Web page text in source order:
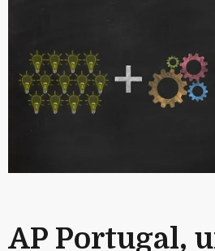
AP Portugal,